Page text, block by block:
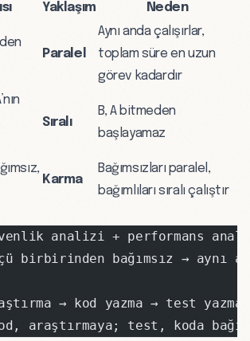
Yaklaşım Neden
Paralel
Aynı anda çalışırlar,
toplam süre en uzun
görev kadardır
Sıralı
B, A bitmeden
başlayamaz
Karma
Bağımsızları paralel,
bağımlıları sıralı çalıştır
analizi + performans
birbirinden bağımsız → aynı
→ kod yazma → test yazma
araştırmaya; test, koda